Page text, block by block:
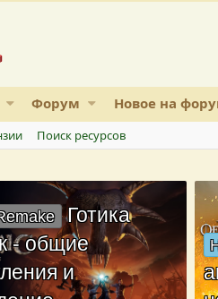
Форум Новое на
Поиск ресурсов
Готика
- общие
и